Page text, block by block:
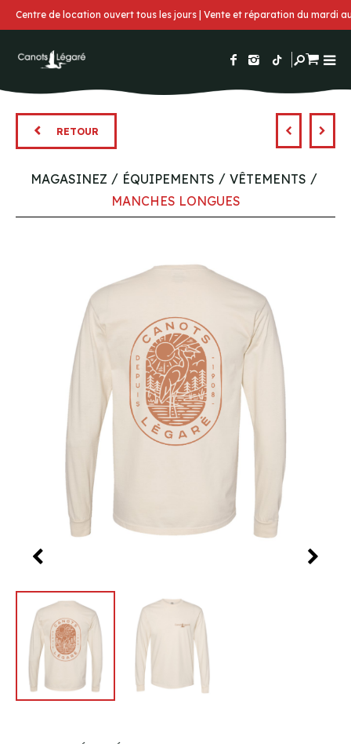
Centre de location ouvert tous les jours | Vente et réparation du mardi
RETOUR
MAGASINEZ ÉQUIPEMENTS
VÊTEMENTS
MANCHES LONGUES